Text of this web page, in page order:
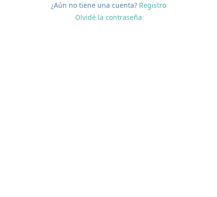
¿Aún no tiene una cuenta? Registro
Olvidé la contraseña